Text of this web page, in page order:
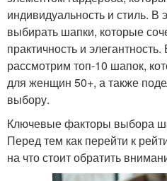
индивидуальность и стиль. В
выбирать шапки, которые
практичность и
рассмотрим топ-10 шапок,
для женщин 50+, а также
выбору.
Ключевые факторы выбора
Перед тем как перейти к
на что стоит обратить